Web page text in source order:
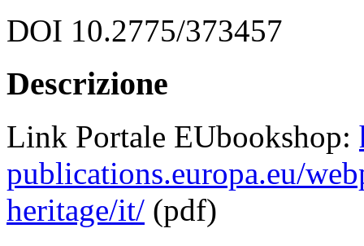
DOI 10.2775/373457
Descrizione
Link Portale EUbookshop:
publications.europa.eu/
heritage/it/ (pdf)